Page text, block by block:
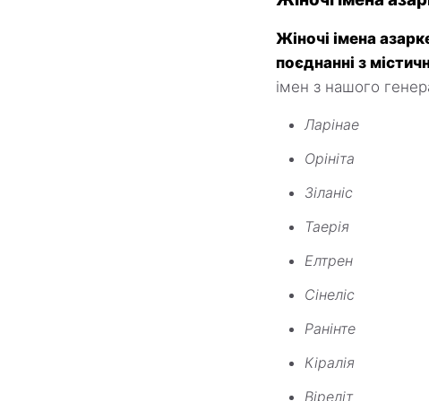
Жіночі імена
поєднанні з
імен з нашого
Ларінае
Орініта
Зіланіс
Таерія
Елтрен
Сінеліс
Ранінте
Кіралія
Віреліт